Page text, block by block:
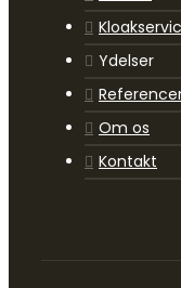
Ydelser
Om os
Kontakt